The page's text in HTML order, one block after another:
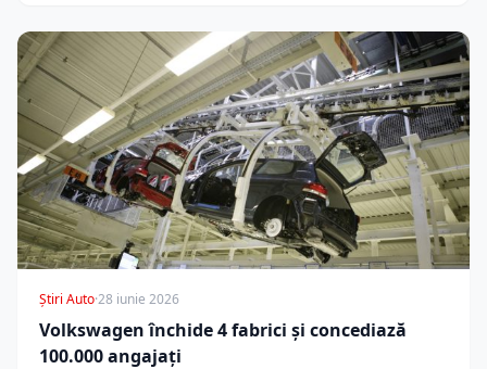
Știri Auto·28 iunie 2026
Volkswagen închide 4 fabrici și concediază
100.000 angajați